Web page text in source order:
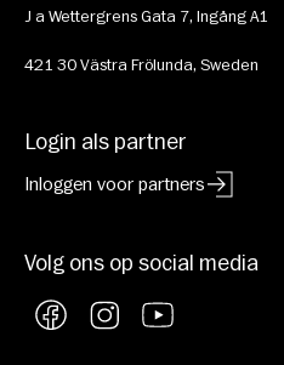
J a Wettergrens Gata 7, Ingång A1
421 30 Västra Frölunda, Sweden
Login als partner
Inloggen voor partners
Volg ons op social media
FacebookInstagramYouTube